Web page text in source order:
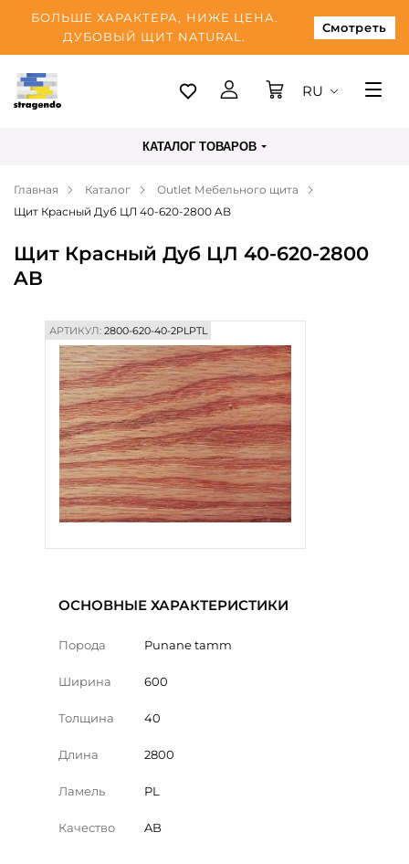
БОЛЬШЕ ХАРАКТЕРА, НИЖЕ ЦЕНА.
ДУБОВЫЙ ЩИТ NATURAL.
Смотреть
Таллинн
Оплата
Блог
RU
КАТАЛОГ ТОВАРОВ
Главная Каталог
Outlet Мебельного щита
Щит Красный Дуб ЦЛ 40-620-2800 AB
Щит Красный Дуб ЦЛ 40-620-2800
AB
АРТИКУЛ:2800-620-40-2PLPTL
ОСНОВНЫЕ ХАРАКТЕРИСТИКИ
Порода Punane tamm
Ширина 600
Толщина 40
Длина 2800
Ламель PL
Качество AB